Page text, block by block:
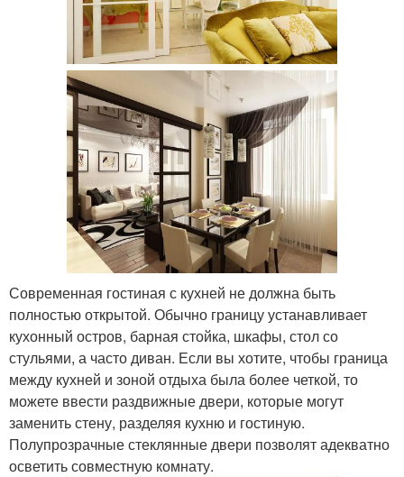
Современная гостиная с кухней не должна быть
полностью открытой. Обычно границу устанавливает
кухонный остров, барная стойка, шкафы, стол со
стульями, а часто диван. Если вы хотите, чтобы граница
между кухней и зоной отдыха была более четкой, то
можете ввести раздвижные двери, которые могут
заменить стену, разделяя кухню и гостиную.
Полупрозрачные стеклянные двери позволят адекватно
осветить совместную комнату.